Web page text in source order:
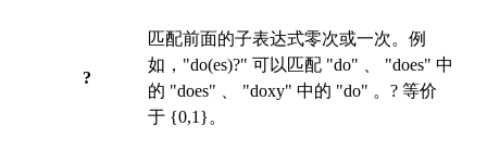
?
匹配前面的子表达式零次或一次。例
如，"do(es)?" 可以匹配 "do" 、 "does" 中
的 "does" 、 "doxy" 中的 "do" 。? 等价
于 {0,1}。